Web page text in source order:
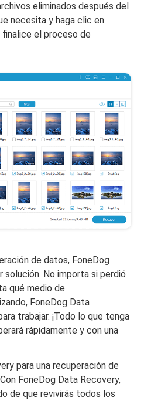
eliminados después del
necesita y haga clic en
finalice el proceso de
de datos, FoneDog
solución. No importa si perdió
qué medio de
FoneDog Data
trabajar. ¡Todo lo que tenga
rápidamente y con una
para una recuperación de
FoneDog Data Recovery,
de que revivirás todos los